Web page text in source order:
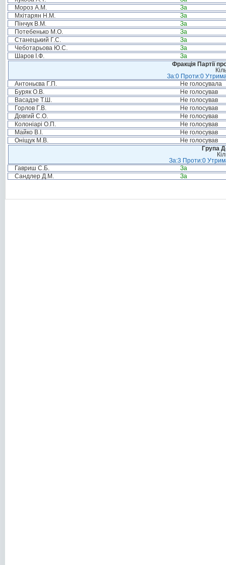
Мороз А.М.
За
Мхітарян Н.М.
За
Пінчук В.М.
За
Потебенько М.О.
За
Станецький Г.С.
За
Чеботарьова Ю.С.
За
Шаров І.Ф.
За
Фракція Партії
За:0 Проти:0
Антоньєва Г.П.
Не голосувала
Буряк О.В.
Не голосував
Васадзе Т.Ш.
Не голосував
Горлов Г.В.
Не голосував
Довгий С.О.
Не голосував
Колоніарі О.П.
Не голосував
Майко В.І.
Не голосував
Оніщук М.В.
Не голосував
Група
За:3 Проти:0
Гавриш С.Б.
За
Сандлер Д.М.
За